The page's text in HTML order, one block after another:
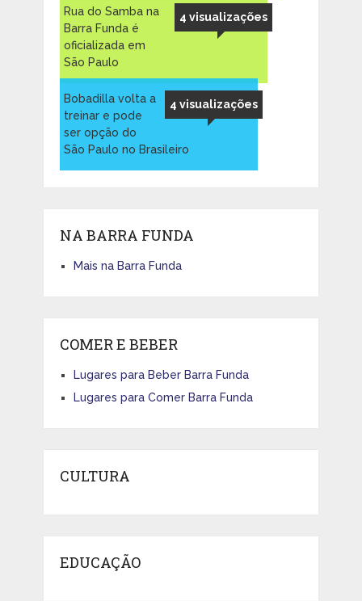
4 visualizações
Rua do Samba na
Barra Funda é
oficializada em
São Paulo
4 visualizações
Bobadilla volta a
treinar e pode
ser opção do
São Paulo no Brasileiro
NA BARRA FUNDA
Mais na Barra Funda
COMER E BEBER
Lugares para Beber Barra Funda
Lugares para Comer Barra Funda
CULTURA
EDUCAÇÃO